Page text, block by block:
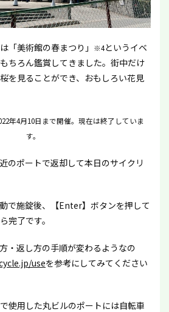
「美術館の春まつり」 ※4というイベ
ちろん鑑賞してきました。街中だけ
を見ることができ、おもしろい花見
年4月10日まで開催。現在は終了していま
す。
のポートで返却して本日のサイクリ
で施錠後、【Enter】ボタンを押して
完了です。
・返し方の手順が変わるようなの
useを参考にしてみてください
使用した丸ビルのポートには自転車